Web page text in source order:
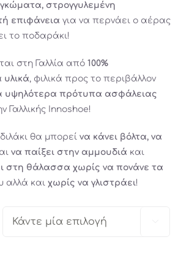
στρογγυλεμένη
επιφάνεια για να περνάει ο αέρας
το ποδαράκι!
στη Γαλλία από 100%
, φιλικά προς το περιβάλλον
υψηλότερα πρότυπα ασφάλειας
Γαλλικής Innoshoe!
θα μπορεί να κάνει βόλτα, να
να παίξει στην αμμουδιά και
στη θάλασσα χωρίς να πονάνε τα
αλλά και χωρίς να γλιστράει!